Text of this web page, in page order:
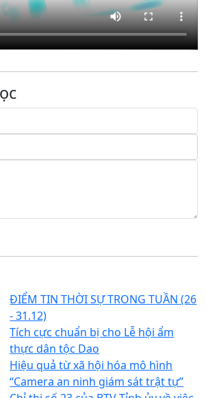
ĐIỂM TIN THỜI SỰ TRONG TUẦN (26
- 31.12)
Tích cực chuẩn bị cho Lễ hội ẩm
thực dân tộc Dao
Hiệu quả từ xã hội hóa mô hình
“Camera an ninh giám sát trật tự”